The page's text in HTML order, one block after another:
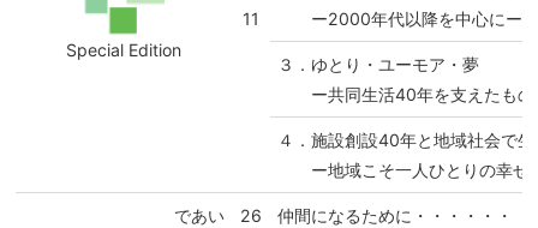
Special Edition
11
ー2000年代以降を中心にー
３．ゆとり・ユーモア・夢
ー共同生活40年を支えたもの
４．施設創設40年と地域社会で
ー地域こそ一人ひとりの幸せ
であい 26 仲間になるために・・・・・・